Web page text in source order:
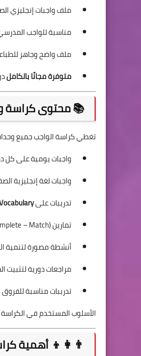
ملف واجبات إنجليزي الصف
مناسبة للواجب
ملف واضح وجاهز
متوفرة مجانًا بالكامل
📚 محتوى كراسة
تغطي كراسة الواجب جميع
واجبات يومية على كل
واجبات لغة إنجليزية الصف
تدريبات على
تمارين (Choose – Complete – Match)
أنشطة مصورة لتنمية
مراجعات دورية لتثبيت
تدريبات مناسبة للفروق
الأسلوب المستخدم في
👨‍👩‍👦 أهمية